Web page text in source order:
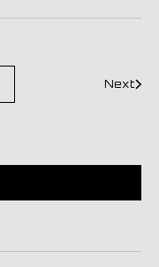
Next